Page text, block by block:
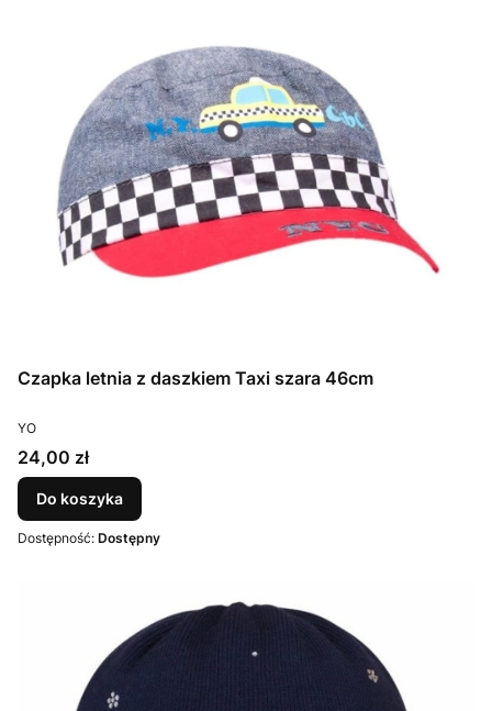
Czapka letnia z daszkiem Taxi szara 46cm
PRODUCENT
YO
Cena
24,00 zł
Do koszyka
Dostępność: Dostępny